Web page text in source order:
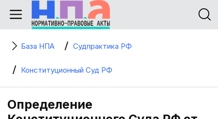
База НПА Судпрактика РФ
Конституционный Суд РФ
Определение